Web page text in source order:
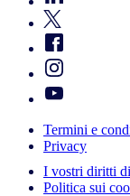
Termini e
Privacy
I vostri diritti
Politica sui